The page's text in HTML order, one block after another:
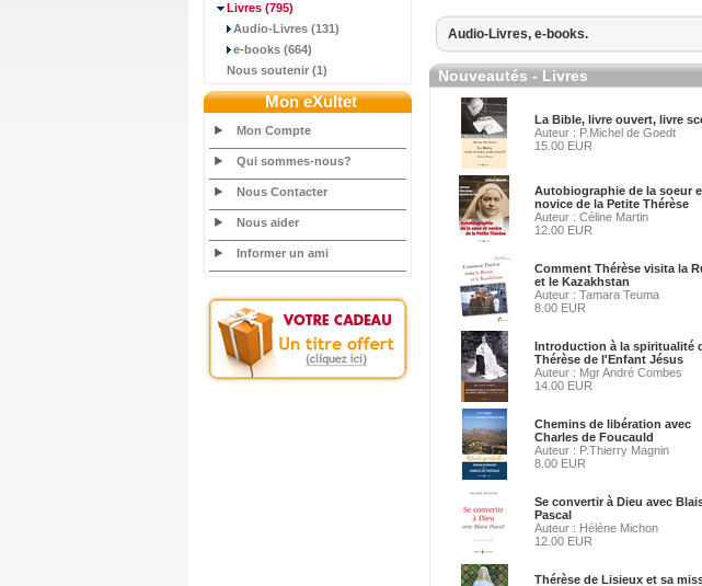
Livres (795)
Audio-Livres (131)
e-books (664)
Nous soutenir (1)
Mon eXultet
Mon Compte
Qui sommes-nous?
Nous Contacter
Nous aider
Informer un ami
Audio-Livres, e-books.
Nouveautés - Livres
La Bible, livre ouvert, livre
Auteur : P.Michel de Goedt
15.00 EUR
Autobiographie de la soeur
novice de la Petite Thérèse
Auteur : Céline Martin
12.00 EUR
Comment Thérèse visita la
et le Kazakhstan
Auteur : Tamara Teuma
8.00 EUR
Introduction à la spiritualité
Thérèse de l'Enfant Jésus
Auteur : Mgr André Combes
14.00 EUR
Chemins de libération avec
Charles de Foucauld
Auteur : P.Thierry Magnin
8.00 EUR
Se convertir à Dieu avec
Pascal
Auteur : Hélène Michon
12.00 EUR
Thérèse de Lisieux et sa